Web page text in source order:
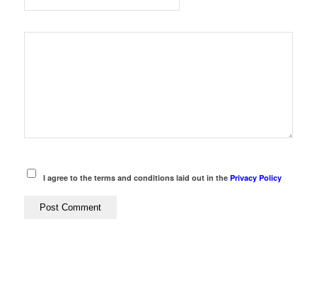
I agree to the terms and conditions laid out in thePrivacy Policy